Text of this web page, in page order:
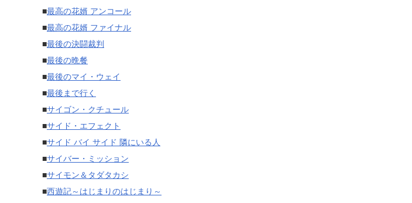
■最高の花婿 アンコール
■最高の花婿 ファイナル
■最後の決闘裁判
■最後の晩餐
■最後のマイ・ウェイ
■最後まで行く
■サイゴン・クチュール
■サイド・エフェクト
■サイド バイ サイド 隣にいる人
■サイバー・ミッション
■サイモン＆タダタカシ
■西遊記～はじまりのはじまり～